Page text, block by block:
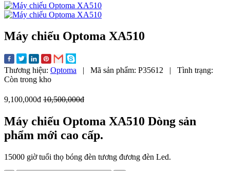
Máy chiếu Optoma XA510
Thương hiệu: Optoma | Mã sản phẩm: P35612 |
Tình trạng:
Còn trong kho
9,100,000đ 10,500,000đ
Máy chiếu Optoma XA510 Dòng sản
phẩm mới cao cấp.
15000 giờ tuổi thọ bóng đèn tương đương đèn Led.